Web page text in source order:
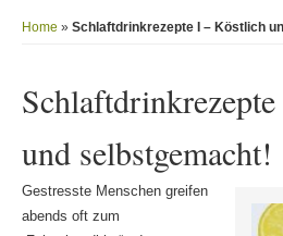
Home » Schlaftdrinkrezepte I – Köstlich
und selbstgemacht!
Gestresste Menschen greifen
abends oft zum